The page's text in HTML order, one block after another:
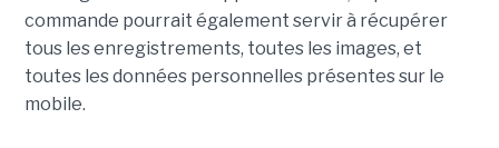
commande pourrait également servir à récupérer
tous les enregistrements, toutes les images, et
toutes les données personnelles présentes sur le
mobile.